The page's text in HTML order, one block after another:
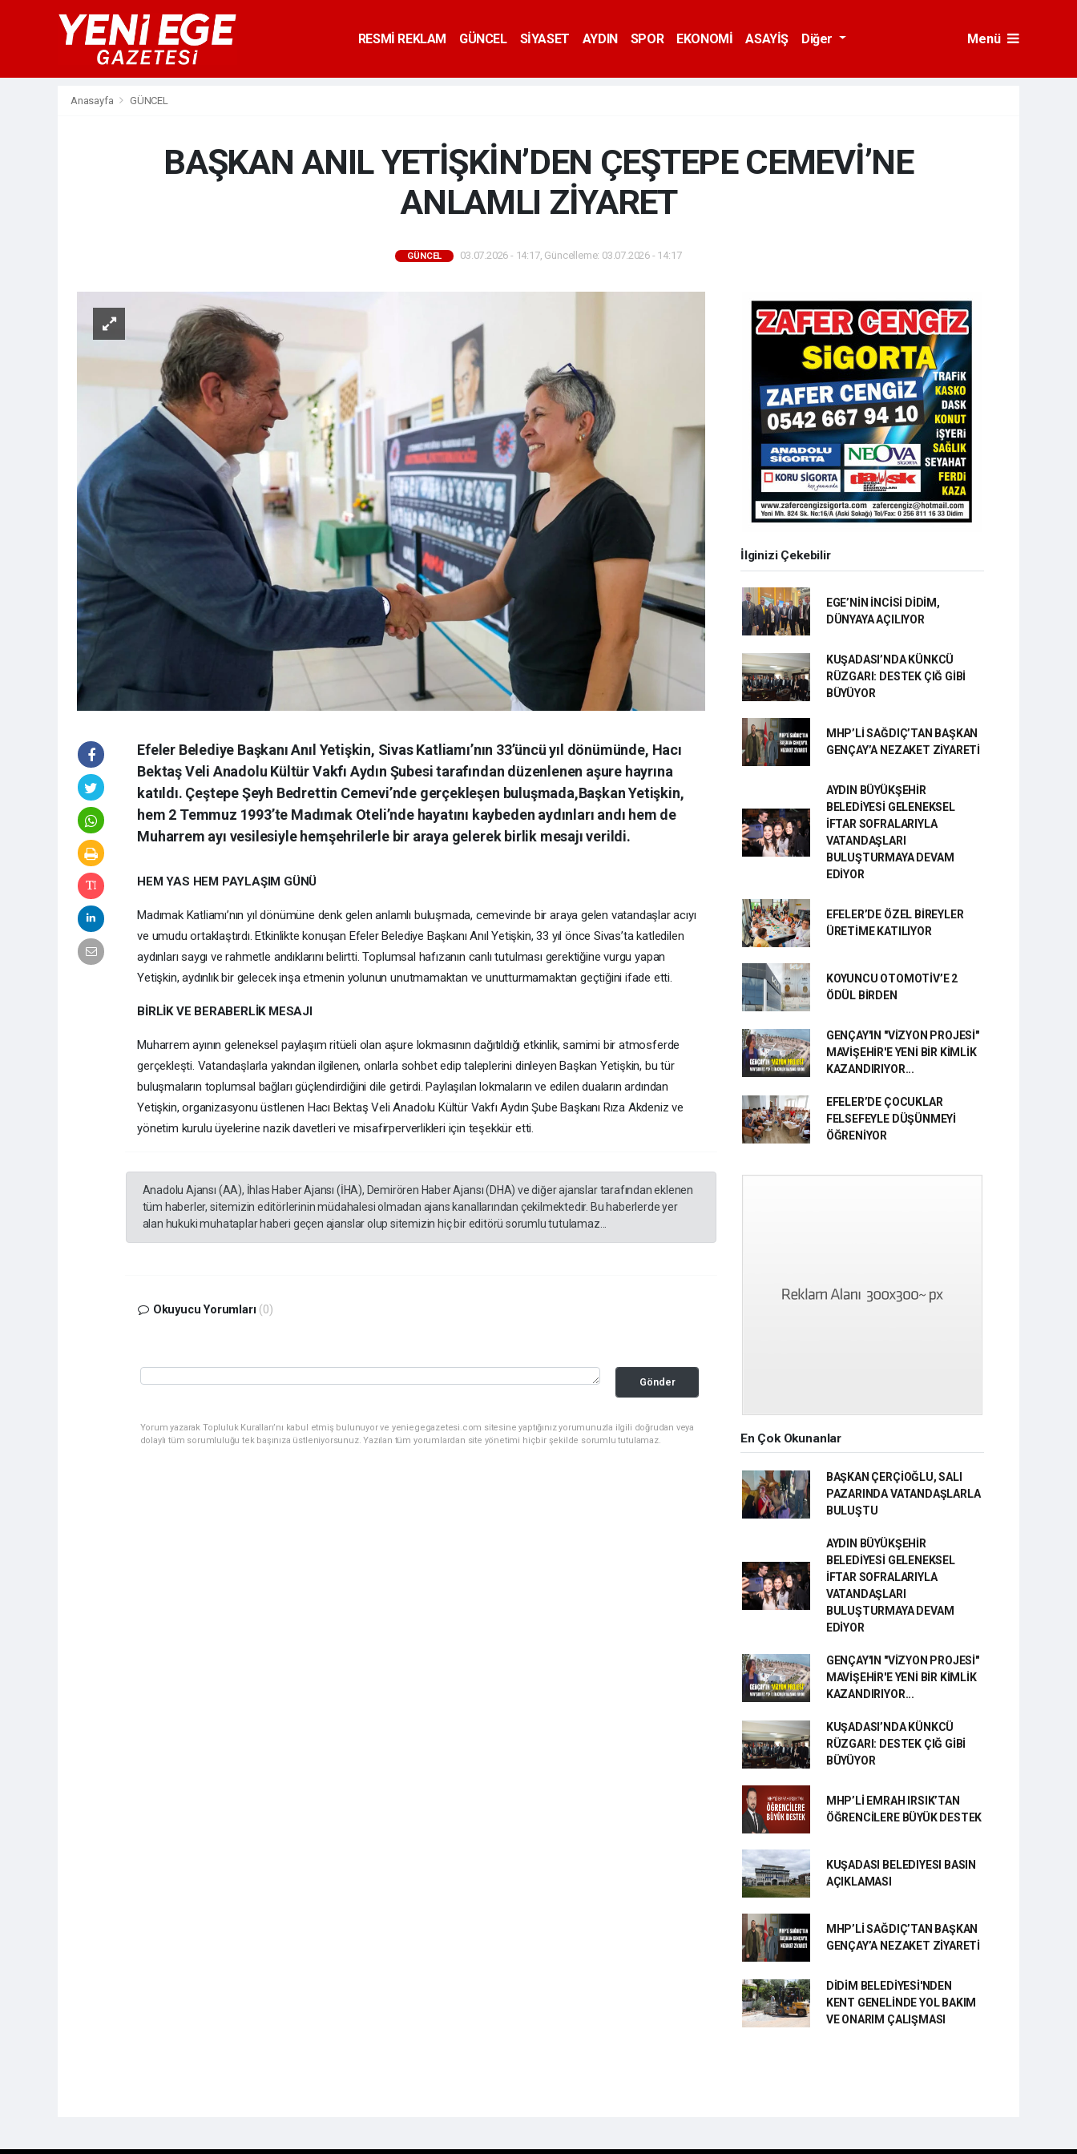
RESMİ REKLAM GÜNCEL SİYASET AYDIN SPOR EKONOMİ ASAYİŞ Diğer Menü
Anasayfa GÜNCEL
BAŞKAN ANIL YETİŞKİN’DEN ÇEŞTEPE CEMEVİ’NE
ANLAMLI ZİYARET
GÜNCEL 03.07.2026 - 14:17, Güncelleme: 03.07.2026 - 14:17
Efeler Belediye Başkanı Anıl Yetişkin, Sivas Katliamı’nın 33’üncü yıl dönümünde, Hacı
Bektaş Veli Anadolu Kültür Vakfı Aydın Şubesi tarafından düzenlenen aşure hayrına
katıldı. Çeştepe Şeyh Bedrettin Cemevi’nde gerçekleşen buluşmada,Başkan Yetişkin,
hem 2 Temmuz 1993’te Madımak Oteli’nde hayatını kaybeden aydınları andı hem de
Muharrem ayı vesilesiyle hemşehrilerle bir araya gelerek birlik mesajı verildi.
HEM YAS HEM PAYLAŞIM GÜNÜ
Madımak Katliamı’nın yıl dönümüne denk gelen anlamlı buluşmada, cemevinde bir araya gelen vatandaşlar acıyı
ve umudu ortaklaştırdı. Etkinlikte konuşan Efeler Belediye Başkanı Anıl Yetişkin, 33 yıl önce Sivas’ta katledilen
aydınları saygı ve rahmetle andıklarını belirtti. Toplumsal hafızanın canlı tutulması gerektiğine vurgu yapan
Yetişkin, aydınlık bir gelecek inşa etmenin yolunun unutmamaktan ve unutturmamaktan geçtiğini ifade etti.
BİRLİK VE BERABERLİK MESAJI
Muharrem ayının geleneksel paylaşım ritüeli olan aşure lokmasının dağıtıldığı etkinlik, samimi bir atmosferde
gerçekleşti. Vatandaşlarla yakından ilgilenen, onlarla sohbet edip taleplerini dinleyen Başkan Yetişkin, bu tür
buluşmaların toplumsal bağları güçlendirdiğini dile getirdi. Paylaşılan lokmaların ve edilen duaların ardından
Yetişkin, organizasyonu üstlenen Hacı Bektaş Veli Anadolu Kültür Vakfı Aydın Şube Başkanı Rıza Akdeniz ve
yönetim kurulu üyelerine nazik davetleri ve misafirperverlikleri için teşekkür etti.
Anadolu Ajansı (AA), İhlas Haber Ajansı (İHA), Demirören Haber Ajansı (DHA) ve diğer ajanslar tarafından eklenen
tüm haberler, sitemizin editörlerinin müdahalesi olmadan ajans kanallarından çekilmektedir. Bu haberlerde yer
alan hukuki muhataplar haberi geçen ajanslar olup sitemizin hiç bir editörü sorumlu tutulamaz...
Okuyucu Yorumları (0)
Gönder
Yorum yazarak Topluluk Kuralları’nı kabul etmiş bulunuyor ve yeniegegazetesi.com sitesine yaptığınız yorumunuzla ilgili doğrudan veya
dolaylı tüm sorumluluğu tek başınıza üstleniyorsunuz. Yazılan tüm yorumlardan site yönetimi hiçbir şekilde sorumlu tutulamaz.
İlginizi Çekebilir
EGE’NİN İNCİSİ DİDİM,
DÜNYAYA AÇILIYOR
KUŞADASI’NDA KÜNKCÜ
RÜZGARI: DESTEK ÇIĞ GİBİ
BÜYÜYOR
MHP’Lİ SAĞDIÇ’TAN BAŞKAN
GENÇAY’A NEZAKET ZİYARETİ
AYDIN BÜYÜKŞEHİR
BELEDİYESİ GELENEKSEL
İFTAR SOFRALARIYLA
VATANDAŞLARI
BULUŞTURMAYA DEVAM
EDİYOR
EFELER’DE ÖZEL BİREYLER
ÜRETİME KATILIYOR
KOYUNCU OTOMOTİV’E 2
ÖDÜL BİRDEN
GENÇAY'IN "VİZYON PROJESİ"
MAVİŞEHİR'E YENİ BİR KİMLİK
KAZANDIRIYOR...
EFELER’DE ÇOCUKLAR
FELSEFEYLE DÜŞÜNMEYİ
ÖĞRENİYOR
En Çok Okunanlar
BAŞKAN ÇERÇİOĞLU, SALI
PAZARINDA VATANDAŞLARLA
BULUŞTU
AYDIN BÜYÜKŞEHİR
BELEDİYESİ GELENEKSEL
İFTAR SOFRALARIYLA
VATANDAŞLARI
BULUŞTURMAYA DEVAM
EDİYOR
GENÇAY'IN "VİZYON PROJESİ"
MAVİŞEHİR'E YENİ BİR KİMLİK
KAZANDIRIYOR...
KUŞADASI’NDA KÜNKCÜ
RÜZGARI: DESTEK ÇIĞ GİBİ
BÜYÜYOR
MHP’Lİ EMRAH IRSIK’TAN
ÖĞRENCİLERE BÜYÜK DESTEK
KUŞADASI BELEDIYESI BASIN
AÇIKLAMASI
MHP’Lİ SAĞDIÇ’TAN BAŞKAN
GENÇAY’A NEZAKET ZİYARETİ
DİDİM BELEDİYESİ'NDEN
KENT GENELİNDE YOL BAKIM
VE ONARIM ÇALIŞMASI